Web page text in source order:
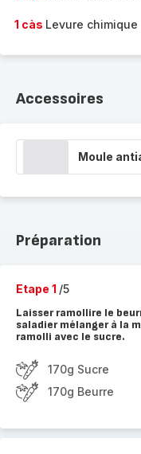
1 càs Levure chimique
Accessoires
Moule
Préparation
Etape 1 /5
Laisser ramollire le
saladier mélanger à la
ramolli avec le sucre.
170g Sucre
170g Beurre